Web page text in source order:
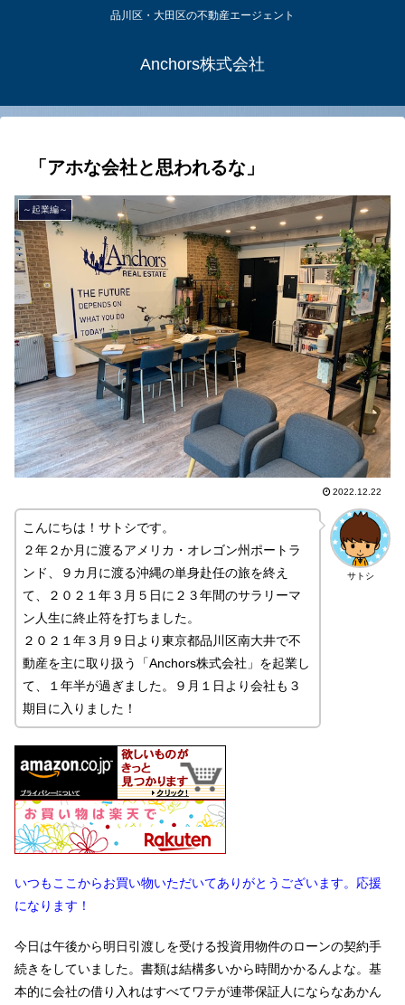
品川区・大田区の不動産エージェント
Anchors株式会社
「アホな会社と思われるな」
～起業編～
2022.12.22
サトシ
こんにちは！サトシです。
２年２か月に渡るアメリカ・オレゴン州ポートラ
ンド、９カ月に渡る沖縄の単身赴任の旅を終え
て、２０２１年３月５日に２３年間のサラリーマ
ン人生に終止符を打ちました。
２０２１年３月９日より東京都品川区南大井で不
動産を主に取り扱う「Anchors株式会社」を起業し
て、１年半が過ぎました。９月１日より会社も３
期目に入りました！
いつもここからお買い物いただいてありがとうございます。応援
になります！
今日は午後から明日引渡しを受ける投資用物件のローンの契約手
続きをしていました。書類は結構多いから時間かかるんよな。基
本的に会社の借り入れはすべてワテが連帯保証人にならなあかん